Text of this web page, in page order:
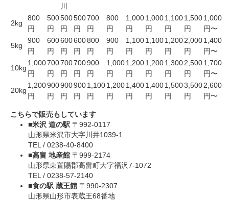
川
2kg
800
円
500
円
500
円
500
円
700
円
800
円
1,000
円
1,000
円
1,100
円
1,500
円
1,000
円〜
5kg
900
円
600
円
600
円
600
円
800
円
900
円
1,100
円
1,100
円
1,200
円
2,000
円
1,400
円〜
10kg
1,000
円
700
円
700
円
700
円
900
円
1,000
円
1,200
円
1,200
円
1,300
円
2,500
円
1,700
円〜
20kg
1,200
円
900
円
900
円
900
円
1,100
円
1,200
円
1,400
円
1,400
円
1,500
円
3,500
円
2,600
円〜
こちらで販売もしています
■米沢 道の駅 〒992-0117
山形県米沢市大字川井1039-1
TEL / 0238-40-8400
■高畠 地産館 〒999-2174
山形県東置賜郡高畠町大字福沢7-1072
TEL / 0238-57-2140
■食の駅 蔵王館 〒990-2307
山形県山形市表蔵王68番地